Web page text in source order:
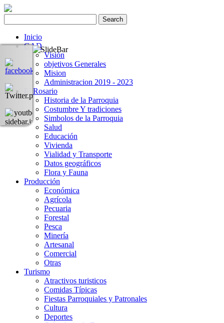
Inicio
GAD
Visión
objetivos Generales
Mision
Administracion 2019 - 2023
El Rosario
Historia de la Parroquia
Costumbre Y tradiciones
Simbolos de la Parroquia
Salud
Educación
Vivienda
Vialidad y Transporte
Datos geográficos
Flora y Fauna
Producción
Económica
Agrícola
Pecuaria
Forestal
Pesca
Minería
Artesanal
Comercial
Otras
Turismo
Atractivos turisticos
Comidas Típicas
Fiestas Parroquiales y Patronales
Cultura
Deportes